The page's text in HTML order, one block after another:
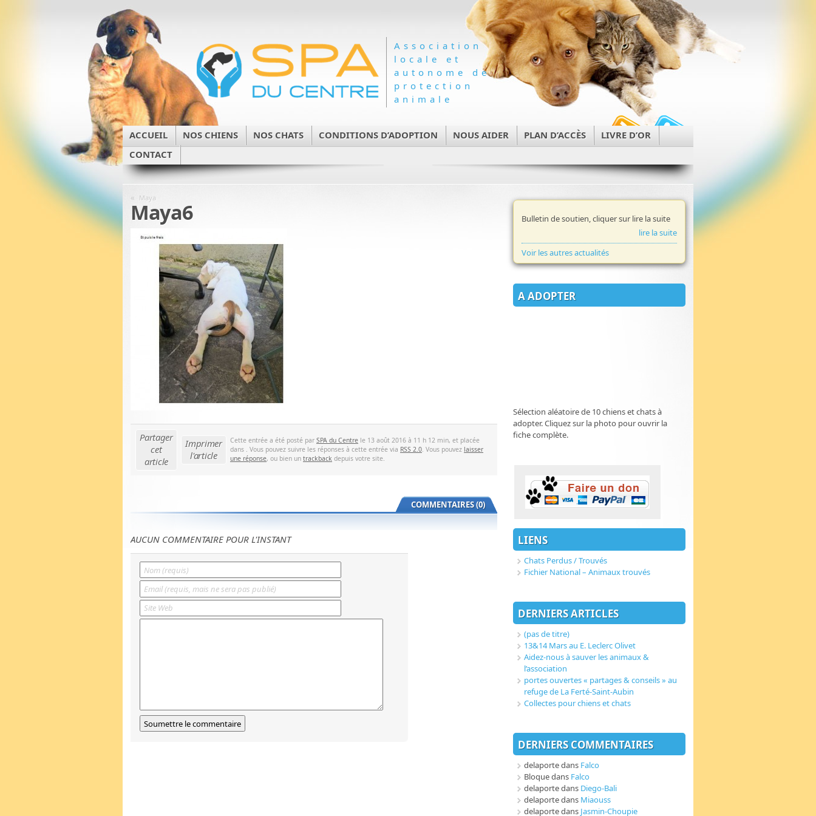
Association
locale et
autonome de
protection
animale
ACCUEIL NOS CHIENS NOS CHATS CONDITIONS D’ADOPTION NOUS AIDER PLAN D’ACCÈS
LIVRE D’OR
CONTACT
« Maya
Maya6
Partager
cet
article
Imprimer
l'article
Cette entrée a été posté par SPA du Centre le 13 août 2016 à 11 h 12 min, et placée
dans . Vous pouvez suivre les réponses à cette entrée via RSS 2.0. Vous pouvez laisser
une réponse, ou bien un trackback depuis votre site.
COMMENTAIRES (0)
AUCUN COMMENTAIRE POUR L'INSTANT
Bulletin de soutien, cliquer sur lire la suite
lire la suite
Voir les autres actualités
A ADOPTER
Sélection aléatoire de 10 chiens et chats à
adopter. Cliquez sur la photo pour ouvrir la
fiche complète.
LIENS
Chats Perdus / Trouvés
Fichier National – Animaux trouvés
DERNIERS ARTICLES
(pas de titre)
13&14 Mars au E. Leclerc Olivet
Aidez-nous à sauver les animaux &
l’association
portes ouvertes « partages & conseils » au
refuge de La Ferté-Saint-Aubin
Collectes pour chiens et chats
DERNIERS COMMENTAIRES
delaportedans Falco
Bloquedans Falco
delaportedans Diego-Bali
delaportedans Miaouss
delaportedans Jasmin-Choupie